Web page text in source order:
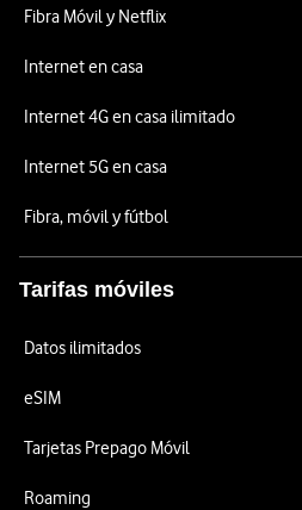
Fibra Móvil y Netflix
Internet en casa
Internet 4G en casa ilimitado
Internet 5G en casa
Fibra, móvil y fútbol
Tarifas móviles
Datos ilimitados
eSIM
Tarjetas Prepago Móvil
Roaming